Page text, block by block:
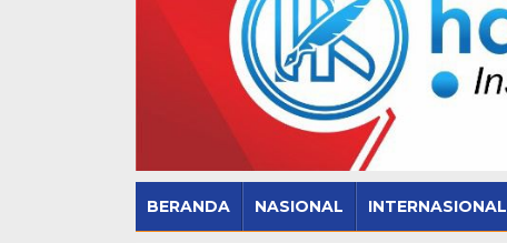
BERANDA NASIONAL INTERNASIONAL